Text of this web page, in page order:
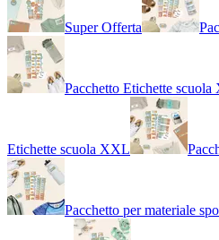
Super Offerta
Pacchetto Etichette scuola
Etichette scuola XXL
Pacchetto per materiale